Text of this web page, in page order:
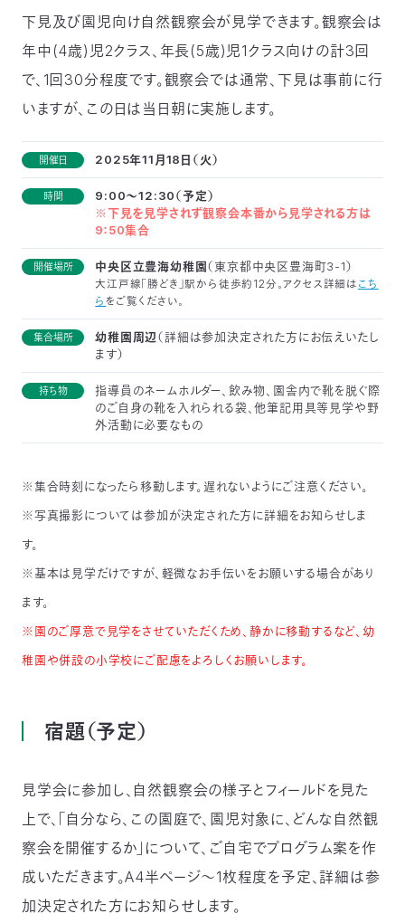
下見及び園児向け自然観察会が見学できます。観察会は
年中(4歳)児2クラス、年長(5歳)児1クラス向けの計3回
で、1回30分程度です。観察会では通常、下見は事前に行
いますが、この日は当日朝に実施します。
開催日 2025年11月18日（火）
時間
9:00～12:30（予定）
※下見を見学されず観察会本番から見学される方は
9：50集合
開催場所 中央区立豊海幼稚園（東京都中央区豊海町3-1）
大江戸線「勝どき」駅から徒歩約12分。アクセス詳細は こち
らをご覧ください。
集合場所 幼稚園周辺（詳細は参加決定された方にお伝えいたし
ます）
持ち物
指導員のネームホルダー、飲み物、園舎内で靴を脱ぐ際
のご自身の靴を入れられる袋、他筆記用具等見学や野
外活動に必要なもの
※集合時刻になったら移動します。遅れないようにご注意ください。
※写真撮影については参加が決定された方に詳細をお知らせしま
す。
※基本は見学だけですが、軽微なお手伝いをお願いする場合があり
ます。
※園のご厚意で見学をさせていただくため、静かに移動するなど、幼
稚園や併設の小学校にご配慮をよろしくお願いします。
宿題（予定）
見学会に参加し、自然観察会の様子とフィールドを見た
上で、「自分なら、この園庭で、園児対象に、どんな自然観
察会を開催するか」について、ご自宅でプログラム案を作
成いただきます。A4半ページ～1枚程度を予定、詳細は参
加決定された方にお知らせします。